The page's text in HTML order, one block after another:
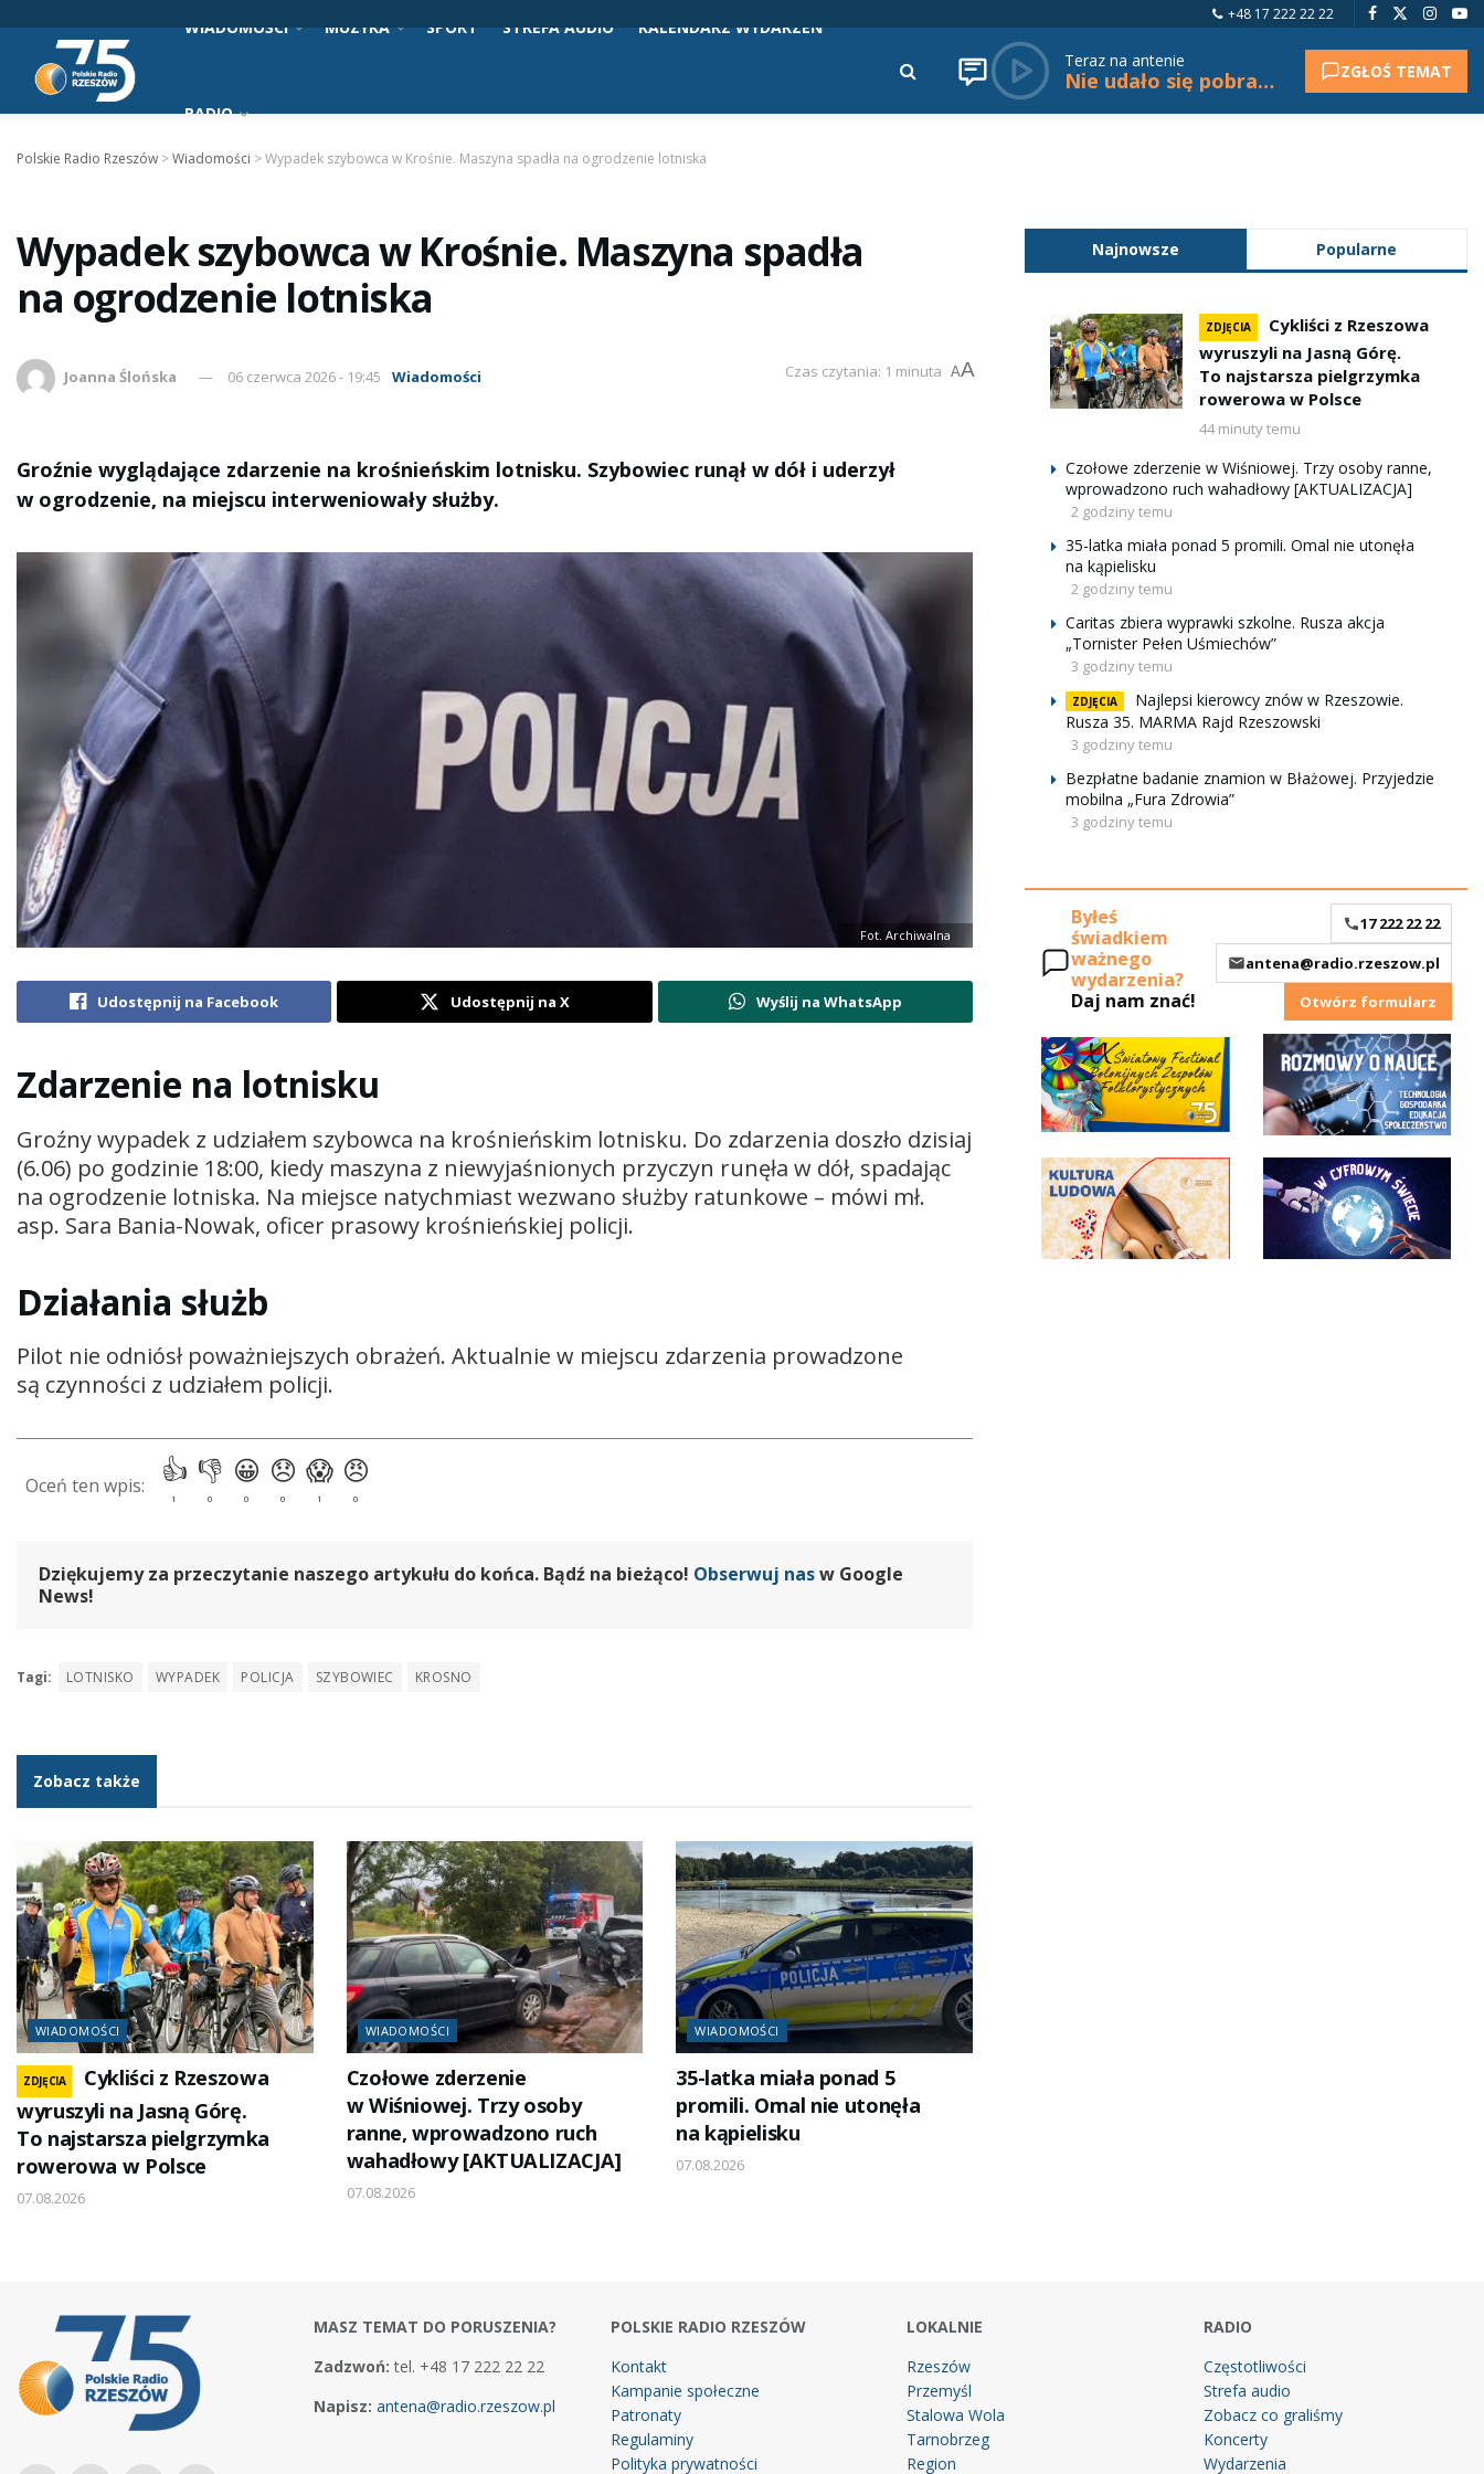
+48 17 222 22 22
WIADOMOŚCI MUZYKA SPORT STREFA AUDIO KALENDARZ WYDARZEŃ
RADIO
Teraz na antenie
Nie udało się pobrać tytułu. ZGŁOŚ TEMAT
Polskie Radio Rzeszów >Wiadomości >Wypadek szybowca w Krośnie. Maszyna spadła na ogrodzenie lotniska
Wypadek szybowca w Krośnie. Maszyna spadła
na ogrodzenie lotniska
Joanna Ślońska 06 czerwca 2026 - 19:45 Wiadomości Czas czytania: 1 minuta AA
Groźnie wyglądające zdarzenie na krośnieńskim lotnisku. Szybowiec runął w dół i uderzył
w ogrodzenie, na miejscu interweniowały służby.
Fot. Archiwalna
Udostępnij na Facebook Udostępnij na X Wyślij na WhatsApp
Zdarzenie na lotnisku
Groźny wypadek z udziałem szybowca na krośnieńskim lotnisku. Do zdarzenia doszło dzisiaj
(6.06) po godzinie 18:00, kiedy maszyna z niewyjaśnionych przyczyn runęła w dół, spadając
na ogrodzenie lotniska. Na miejsce natychmiast wezwano służby ratunkowe – mówi mł.
asp. Sara Bania-Nowak, oficer prasowy krośnieńskiej policji.
Działania służb
Pilot nie odniósł poważniejszych obrażeń. Aktualnie w miejscu zdarzenia prowadzone
są czynności z udziałem policji.
Dziękujemy za przeczytanie naszego artykułu do końca. Bądź na bieżąco! Obserwuj nasw Google
News!
Tagi: LOTNISKO WYPADEK POLICJA SZYBOWIEC KROSNO
Zobacz także
WIADOMOŚCI
ZDJĘCIA
Cykliści z Rzeszowa
wyruszyli na Jasną Górę.
To najstarsza pielgrzymka
rowerowa w Polsce
07.08.2026
WIADOMOŚCI
Czołowe zderzenie
w Wiśniowej. Trzy osoby
ranne, wprowadzono ruch
wahadłowy [AKTUALIZACJA]
07.08.2026
WIADOMOŚCI
35-latka miała ponad 5
promili. Omal nie utonęła
na kąpielisku
07.08.2026
Najnowsze Popularne
ZDJĘCIA
Cykliści z Rzeszowa
wyruszyli na Jasną Górę.
To najstarsza pielgrzymka
rowerowa w Polsce
44 minuty temu
Czołowe zderzenie w Wiśniowej. Trzy osoby ranne,
wprowadzono ruch wahadłowy [AKTUALIZACJA]
2 godziny temu
35-latka miała ponad 5 promili. Omal nie utonęła
na kąpielisku
2 godziny temu
Caritas zbiera wyprawki szkolne. Rusza akcja
„Tornister Pełen Uśmiechów”
3 godziny temu
ZDJĘCIA
Najlepsi kierowcy znów w Rzeszowie.
Rusza 35. MARMA Rajd Rzeszowski
3 godziny temu
Bezpłatne badanie znamion w Błażowej. Przyjedzie
mobilna „Fura Zdrowia”
3 godziny temu
Byłeś
świadkiem
ważnego
wydarzenia?
Daj nam znać!
17 222 22 22
antena@radio.rzeszow.pl
Otwórz formularz
MASZ TEMAT DO PORUSZENIA?
Zadzwoń: tel. +48 17 222 22 22
Napisz: antena@radio.rzeszow.pl
POLSKIE RADIO RZESZÓW
Kontakt
Kampanie społeczne
Patronaty
Regulaminy
Polityka prywatności
LOKALNIE
Rzeszów
Przemyśl
Stalowa Wola
Tarnobrzeg
Region
RADIO
Częstotliwości
Strefa audio
Zobacz co graliśmy
Koncerty
Wydarzenia